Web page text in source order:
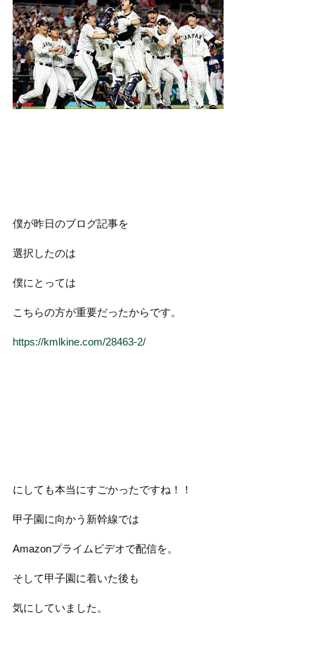
僕が昨日のブログ記事を
選択したのは
僕にとっては
こちらの方が重要だったからです。
https://kmlkine.com/28463-2/
にしても本当にすごかったですね！！
甲子園に向かう新幹線では
Amazonプライムビデオで配信を。
そして甲子園に着いた後も
気にしていました。